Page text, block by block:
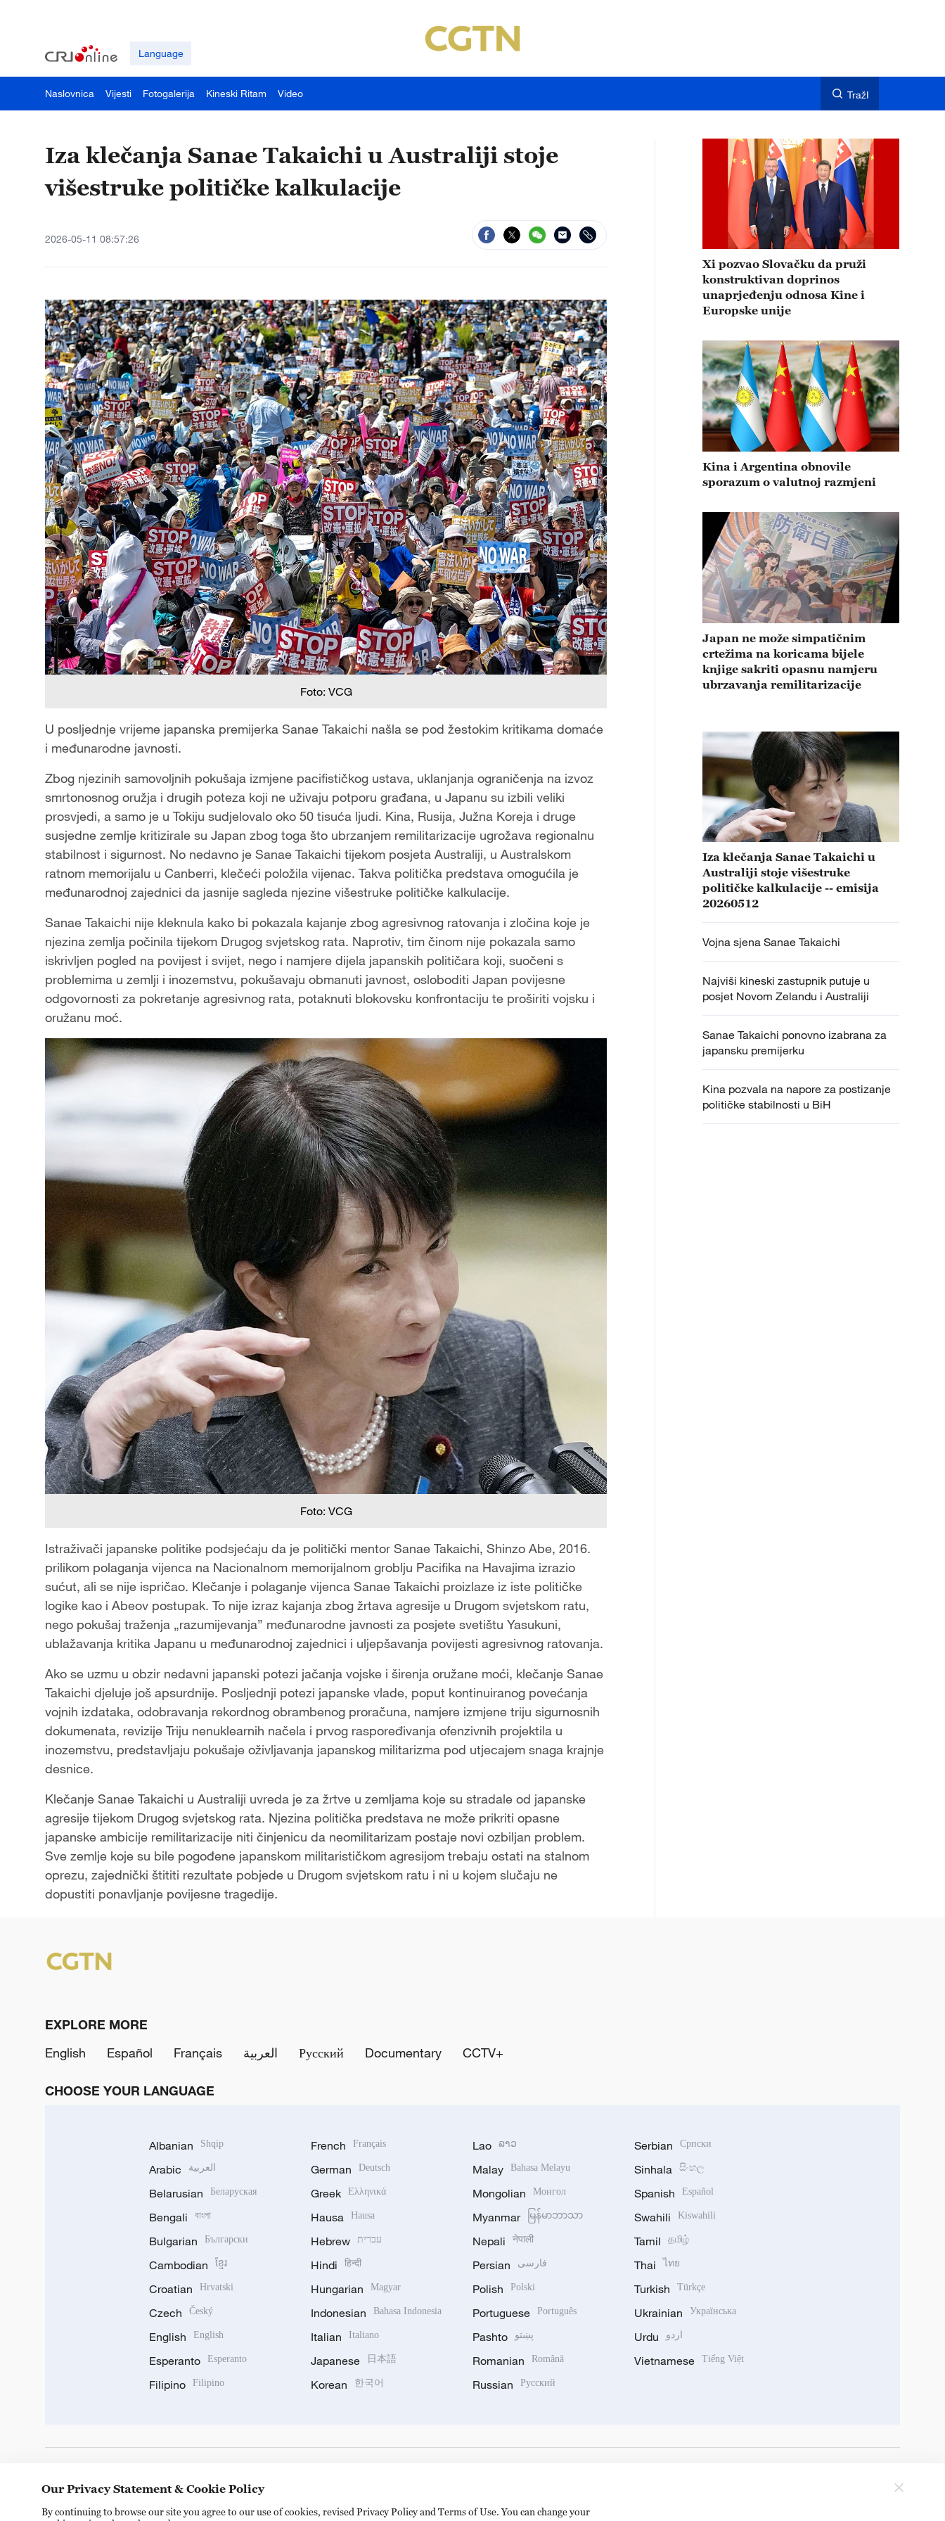
Language
Naslovnica Vijesti Fotogalerija Kineski Ritam Video TražI
Iza klečanja Sanae Takaichi u Australiji stoje
višestruke političke kalkulacije
2026-05-11 08:57:26
Foto: VCG
U posljednje vrijeme japanska premijerka Sanae Takaichi našla se pod žestokim kritikama domaće
i međunarodne javnosti.
Zbog njezinih samovoljnih pokušaja izmjene pacifističkog ustava, uklanjanja ograničenja na izvoz
smrtonosnog oružja i drugih poteza koji ne uživaju potporu građana, u Japanu su izbili veliki
prosvjedi, a samo je u Tokiju sudjelovalo oko 50 tisuća ljudi. Kina, Rusija, Južna Koreja i druge
susjedne zemlje kritizirale su Japan zbog toga što ubrzanjem remilitarizacije ugrožava regionalnu
stabilnost i sigurnost. No nedavno je Sanae Takaichi tijekom posjeta Australiji, u Australskom
ratnom memorijalu u Canberri, klečeći položila vijenac. Takva politička predstava omogućila je
međunarodnoj zajednici da jasnije sagleda njezine višestruke političke kalkulacije.
Sanae Takaichi nije kleknula kako bi pokazala kajanje zbog agresivnog ratovanja i zločina koje je
njezina zemlja počinila tijekom Drugog svjetskog rata. Naprotiv, tim činom nije pokazala samo
iskrivljen pogled na povijest i svijet, nego i namjere dijela japanskih političara koji, suočeni s
problemima u zemlji i inozemstvu, pokušavaju obmanuti javnost, osloboditi Japan povijesne
odgovornosti za pokretanje agresivnog rata, potaknuti blokovsku konfrontaciju te proširiti vojsku i
oružanu moć.
Foto: VCG
Istraživači japanske politike podsjećaju da je politički mentor Sanae Takaichi, Shinzo Abe, 2016.
prilikom polaganja vijenca na Nacionalnom memorijalnom groblju Pacifika na Havajima izrazio
sućut, ali se nije ispričao. Klečanje i polaganje vijenca Sanae Takaichi proizlaze iz iste političke
logike kao i Abeov postupak. To nije izraz kajanja zbog žrtava agresije u Drugom svjetskom ratu,
nego pokušaj traženja „razumijevanja” međunarodne javnosti za posjete svetištu Yasukuni,
ublažavanja kritika Japanu u međunarodnoj zajednici i uljepšavanja povijesti agresivnog ratovanja.
Ako se uzmu u obzir nedavni japanski potezi jačanja vojske i širenja oružane moći, klečanje Sanae
Takaichi djeluje još apsurdnije. Posljednji potezi japanske vlade, poput kontinuiranog povećanja
vojnih izdataka, odobravanja rekordnog obrambenog proračuna, namjere izmjene triju sigurnosnih
dokumenata, revizije Triju nenuklearnih načela i prvog raspoređivanja ofenzivnih projektila u
inozemstvu, predstavljaju pokušaje oživljavanja japanskog militarizma pod utjecajem snaga krajnje
desnice.
Klečanje Sanae Takaichi u Australiji uvreda je za žrtve u zemljama koje su stradale od japanske
agresije tijekom Drugog svjetskog rata. Njezina politička predstava ne može prikriti opasne
japanske ambicije remilitarizacije niti činjenicu da neomilitarizam postaje novi ozbiljan problem.
Sve zemlje koje su bile pogođene japanskom militarističkom agresijom trebaju ostati na stalnom
oprezu, zajednički štititi rezultate pobjede u Drugom svjetskom ratu i ni u kojem slučaju ne
dopustiti ponavljanje povijesne tragedije.
Xi pozvao Slovačku da pruži
konstruktivan doprinos
unaprjeđenju odnosa Kine i
Europske unije
Kina i Argentina obnovile
sporazum o valutnoj razmjeni
Japan ne može simpatičnim
crtežima na koricama bijele
knjige sakriti opasnu namjeru
ubrzavanja remilitarizacije
Iza klečanja Sanae Takaichi u
Australiji stoje višestruke
političke kalkulacije -- emisija
20260512
Vojna sjena Sanae Takaichi
Najviši kineski zastupnik putuje u
posjet Novom Zelandu i Australiji
Sanae Takaichi ponovno izabrana za
japansku premijerku
Kina pozvala na napore za postizanje
političke stabilnosti u BiH
EXPLORE MORE
English
Español Français العربية Русский Documentary CCTV+
CHOOSE YOUR LANGUAGE
Albanian Shqip
Arabic العربية
Belarusian Беларуская
Bengali বাংলা
Bulgarian Български
Cambodian ខ្មែរ
Croatian Hrvatski
Czech Český
English English
Esperanto Esperanto
Filipino Filipino
French Français
German Deutsch
Greek Ελληνικά
Hausa Hausa
Hebrew עברית
Hindi हिन्दी
Hungarian Magyar
Indonesian Bahasa Indonesia
Italian Italiano
Japanese 日本語
Korean 한국어
Lao ລາວ
Malay Bahasa Melayu
Mongolian Монгол
Myanmar မြန်မာဘာသာ
Nepali नेपाली
Persian فارسی
Polish Polski
Portuguese Português
Pashto پښتو
Romanian Română
Russian Русский
Serbian Српски
Sinhala සිංහල
Spanish Español
Swahili Kiswahili
Tamil தமிழ்
Thai ไทย
Turkish Türkçe
Ukrainian Українська
Urdu اردو
Vietnamese Tiếng Việt
Our Privacy Statement & Cookie Policy
By continuing to browse our site you agree to our use of cookies, revised Privacy Policy and Terms of Use. You can change your